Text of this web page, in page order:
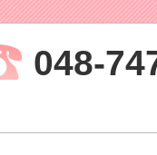
048-